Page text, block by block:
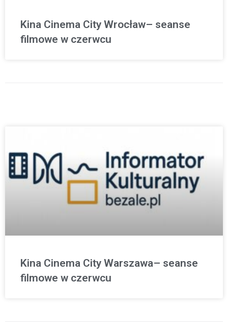
Kina Cinema City Wrocław– seanse
filmowe w czerwcu
Kina Cinema City Warszawa– seanse
filmowe w czerwcu